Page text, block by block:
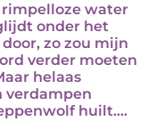
rimpelloze water
onder het
zo zou mijn
verder moeten
helaas
verdampen
huilt.…